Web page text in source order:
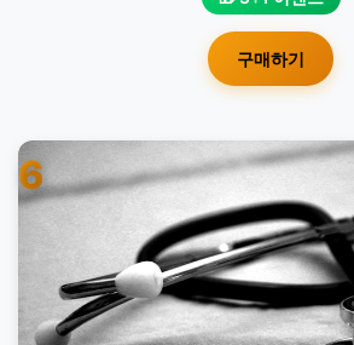
구매하기
6